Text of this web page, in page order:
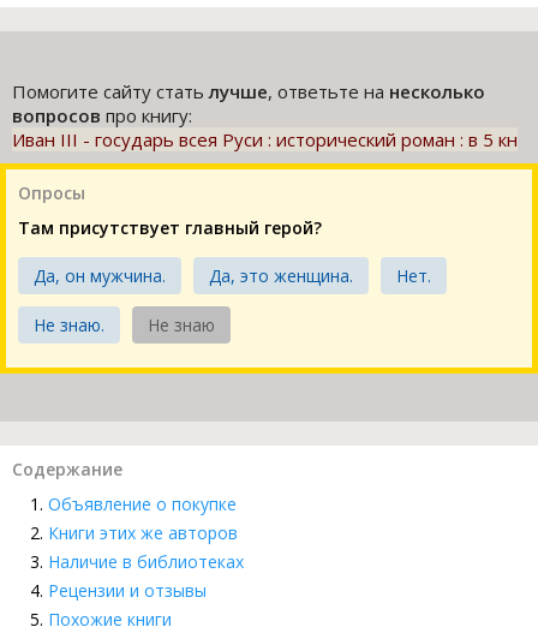
Помогите сайту статьлучше, ответьте на несколько
вопросов про книгу:
Иван III - государь всея Руси : исторический роман : в 5 кн
Опросы
Там присутствует главный герой?
Да, он мужчина. Да, это женщина. Нет.
Не знаю. Не знаю
Содержание
Объявление о покупке
Книги этих же авторов
Наличие в библиотеках
Рецензии и отзывы
Похожие книги